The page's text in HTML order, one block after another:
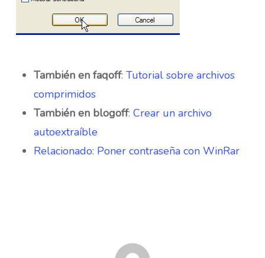
También en faqoff: Tutorial sobre archivos
comprimidos
También en blogoff: Crear un archivo
autoextraíble
Relacionado: Poner contraseña con WinRar